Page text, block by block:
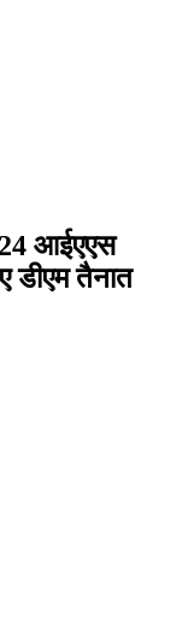
आईएएस
डीएम तैनात